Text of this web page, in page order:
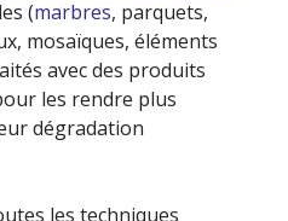
(marbres, parquets,
mosaïques, éléments
avec des produits
les rendre plus
dégradation
les techniques